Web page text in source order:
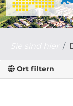
Ort filtern